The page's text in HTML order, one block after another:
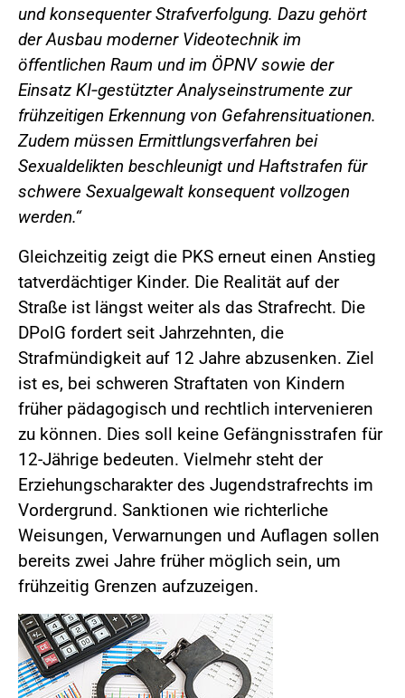
und konsequenter Strafverfolgung. Dazu gehört
der Ausbau moderner Videotechnik im
öffentlichen Raum und im ÖPNV sowie der
Einsatz KI‑gestützter Analyseinstrumente zur
frühzeitigen Erkennung von Gefahrensituationen.
Zudem müssen Ermittlungsverfahren bei
Sexualdelikten beschleunigt und Haftstrafen für
schwere Sexualgewalt konsequent vollzogen
werden.“
Gleichzeitig zeigt die PKS erneut einen Anstieg
tatverdächtiger Kinder. Die Realität auf der
Straße ist längst weiter als das Strafrecht. Die
DPolG fordert seit Jahrzehnten, die
Strafmündigkeit auf 12 Jahre abzusenken. Ziel
ist es, bei schweren Straftaten von Kindern
früher pädagogisch und rechtlich intervenieren
zu können. Dies soll keine Gefängnisstrafen für
12-Jährige bedeuten. Vielmehr steht der
Erziehungscharakter des Jugendstrafrechts im
Vordergrund. Sanktionen wie richterliche
Weisungen, Verwarnungen und Auflagen sollen
bereits zwei Jahre früher möglich sein, um
frühzeitig Grenzen aufzuzeigen.